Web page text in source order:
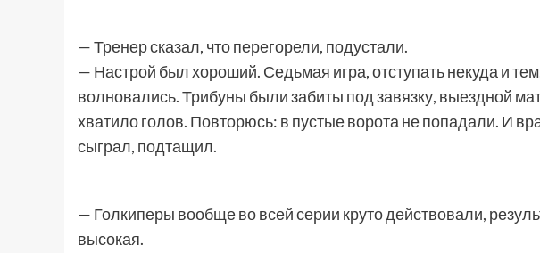
— Тренер сказал, что перегорели, подустали.
— Настрой был хороший. Седьмая игра, отступать некуда и
волновались. Трибуны были забиты под завязку, выездной
хватило голов. Повторюсь: в пустые ворота не попадали. И
сыграл, подтащил.
— Голкиперы вообще во всей серии круто действовали,
высокая.